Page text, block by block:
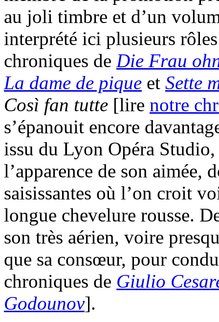
au joli timbre et d’un
interprété ici plusieurs
chroniques de Die Frau
La dame de pique et Sette
Così fan tutte [lire notre
s’épanouit encore
issu du Lyon Opéra
l’apparence de son aimée,
saisissantes où l’on croit
longue chevelure rousse.
son très aérien, voire
que sa consœur, pour
chroniques de Giulio
Godounov].